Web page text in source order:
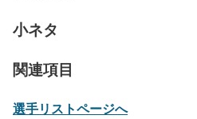
小ネタ
関連項目
選手リストページへ